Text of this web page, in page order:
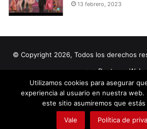
13 febrero, 2023
© Copyright 2026, Todos los derechos
por Doctores Web
Facebook
Twitter
Utilizamos cookies para asegurar
experiencia al usuario en nuestra web.
este sitio asumiremos que
Vale Política de